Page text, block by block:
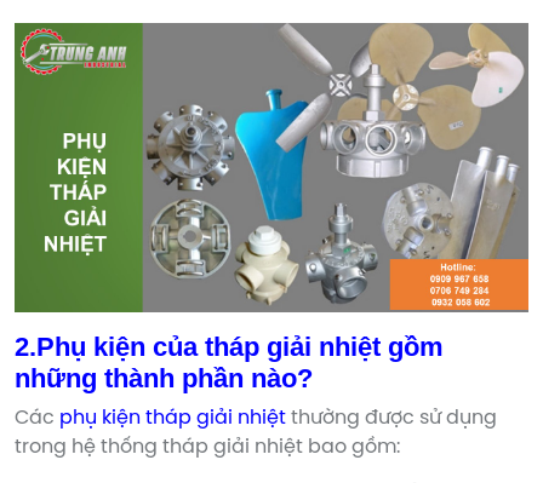
2.Phụ kiện của tháp giải nhiệt gồm
những thành phần nào?
Các phụ kiện tháp giải nhiệt thường được sử dụng
trong hệ thống tháp giải nhiệt bao gồm: